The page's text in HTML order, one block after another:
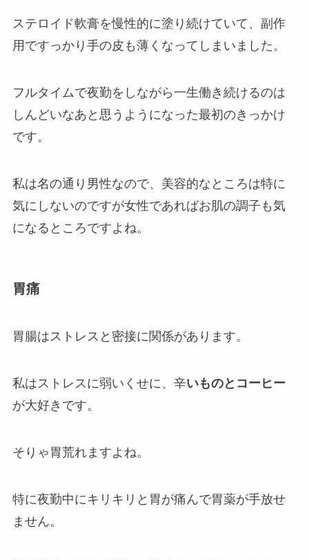
ステロイド軟膏を慢性的に塗り続けていて、副作
用ですっかり手の皮も薄くなってしまいました。
フルタイムで夜勤をしながら一生働き続けるのは
しんどいなあと思うようになった最初のきっかけ
です。
私は名の通り男性なので、美容的なところは特に
気にしないのですが女性であればお肌の調子も気
になるところですよね。
胃痛
胃腸はストレスと密接に関係があります。
私はストレスに弱いくせに、辛いものとコーヒー
が大好きです。
そりゃ胃荒れますよね。
特に夜勤中にキリキリと胃が痛んで胃薬が手放せ
ません。